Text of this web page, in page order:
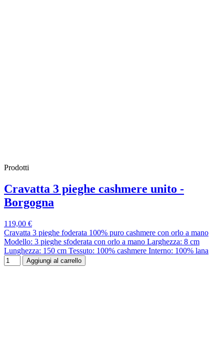
Prodotti
Cravatta 3 pieghe cashmere unito -
Borgogna
119,00 €
Cravatta 3 pieghe foderata 100% puro cashmere con orlo a mano
Modello: 3 pieghe sfoderata con orlo a mano Larghezza: 8 cm
Lunghezza: 150 cm Tessuto: 100% cashmere Interno: 100% lana
Aggiungi al carrello